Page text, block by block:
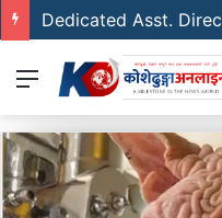
Dedicated Asst.
Menu